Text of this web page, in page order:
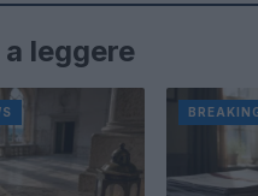
leggere